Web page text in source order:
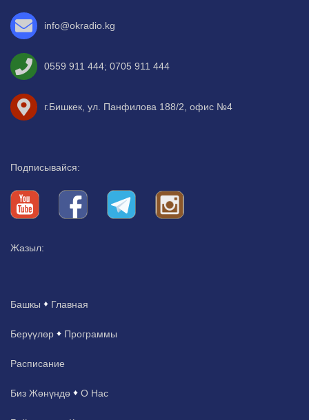
info@okradio.kg
0559 911 444; 0705 911 444
г.Бишкек, ул. Панфилова 188/2, офис №4
Подписывайся:
Жазыл:
Башкы Главная
Берүүлөр Программы
Расписание
Биз Жөнүндө О Нас